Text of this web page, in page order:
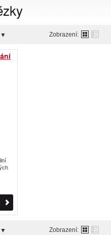
▼ Zobrazení:
▼ Zobrazení: